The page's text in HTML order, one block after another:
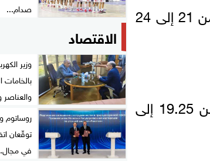
سجل سعر لتر بنزين 95 اليوم الثلاثاء 7 يوليو 2026، زيادة من 21 إلى 24
بلغ سعر لتر بنزين 92 اليوم الثلاثاء 7 يوليو 2026، زيادة من 19.25 إلى
صدام...
الاقتصاد
وزير
بالخامات
والعناصر
توقّعان
في